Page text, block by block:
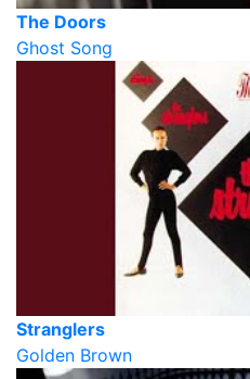
The Doors
Ghost Song
Stranglers
Golden Brown